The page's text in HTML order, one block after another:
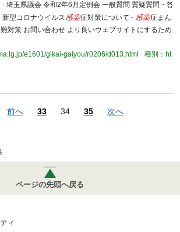
埼玉県議会 令和2年6月定例会 一般質問 質疑質問・答
型コロナウイルス感染症対策について - 感染症まん
対策 お問い合わせ より良いウェブサイトにするため
e1601/gikai-gaiyou/r0206/d013.html
種別：ht
前へ 33 34 35 次へ
ページの先頭へ戻る
ィ